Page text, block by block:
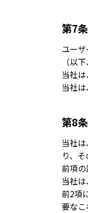
第7
ユー
（以
当社
当社
第8
当社
り、
前項
当社
前2項
要な